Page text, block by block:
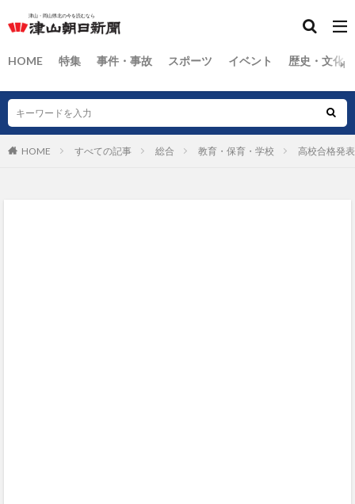
HOME 特集 事件・事故 スポーツ イベント 歴史・文化
HOME すべての記事 総合 教育・保育・学校 高校合格発表